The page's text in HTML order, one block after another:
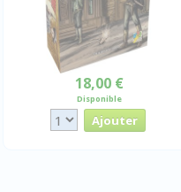
18,00 €
Disponible